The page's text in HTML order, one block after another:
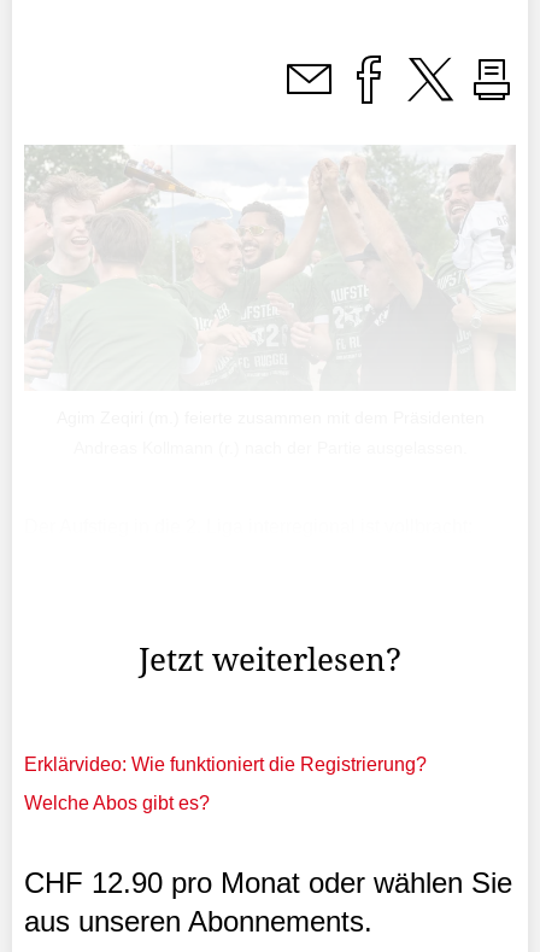
Jetzt weiterlesen?
Erklärvideo: Wie funktioniert die Registrierung?
Welche Abos gibt es?
CHF 12.90 pro Monat oder wählen Sie
aus unseren Abonnements.